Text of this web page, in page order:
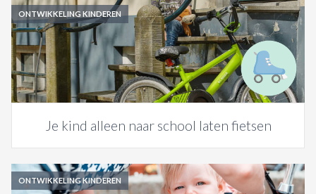
ONTWIKKELING KINDEREN
Je kind alleen naar school laten fietsen
ONTWIKKELING KINDEREN